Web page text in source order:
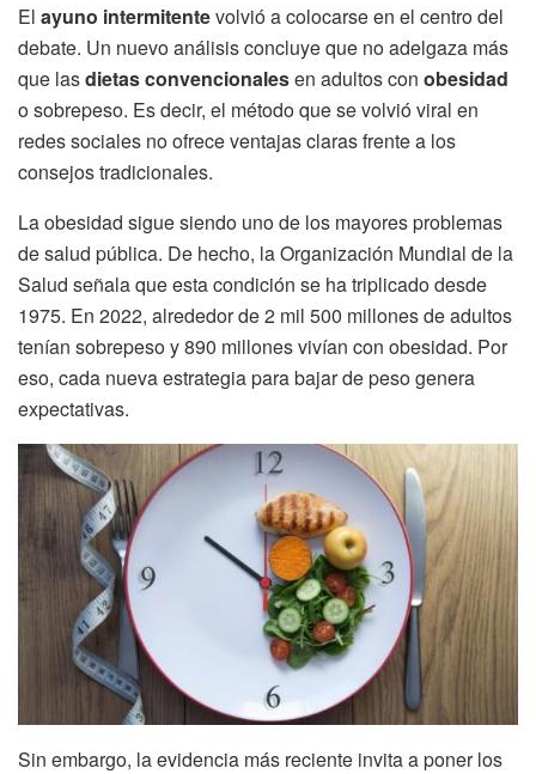
El ayuno intermitentevolvió a colocarse en el centro del
debate. Un nuevo análisis concluye que no adelgaza más
que lasdietas convencionalesen adultos con obesidad
o sobrepeso. Es decir, el método que se volvió viral en
redes sociales no ofrece ventajas claras frente a los
consejos tradicionales.
La obesidad sigue siendo uno de los mayores problemas
de salud pública. De hecho, la Organización Mundial de la
Salud señala que esta condición se ha triplicado desde
1975. En 2022, alrededor de 2 mil 500 millones de adultos
tenían sobrepeso y 890 millones vivían con obesidad. Por
eso, cada nueva estrategia para bajar de peso genera
expectativas.
Sin embargo, la evidencia más reciente invita a poner los